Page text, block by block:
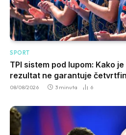
SPORT
TPI sistem pod lupom: Kako
rezultat ne garantuje
08/08/2026 3 minuta 6